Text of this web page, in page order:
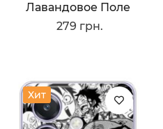
Лавандовое Поле
279 грн.
Хит